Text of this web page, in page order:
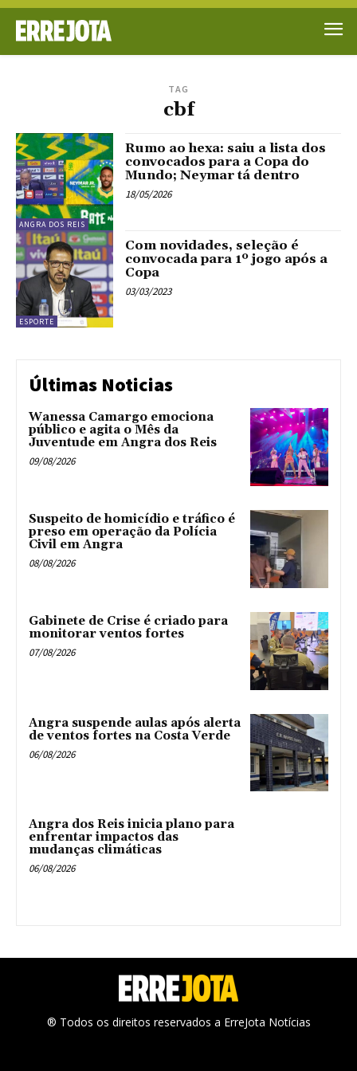
TAG
cbf
ANGRA DOS REIS
Rumo ao hexa: saiu a lista dos
convocados para a Copa do
Mundo; Neymar tá dentro
18/05/2026
ESPORTE
Com novidades, seleção é
convocada para 1º jogo após a
Copa
03/03/2023
Últimas Noticias
Wanessa Camargo emociona
público e agita o Mês da
Juventude em Angra dos Reis
09/08/2026
Suspeito de homicídio e tráfico é
preso em operação da Polícia
Civil em Angra
08/08/2026
Gabinete de Crise é criado para
monitorar ventos fortes
07/08/2026
Angra suspende aulas após alerta
de ventos fortes na Costa Verde
06/08/2026
Angra dos Reis inicia plano para
enfrentar impactos das
mudanças climáticas
06/08/2026
® Todos os direitos reservados a ErreJota Notícias